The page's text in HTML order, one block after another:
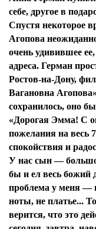
себе, другое в
Спустя некоторое
Агопова
очень удивившее
адреса. Герман
Ростов-на-Дону,
Вагановна
сохранилось, оно
«Дорогая Эмма! С
пожелания на весь
спокойствия и
У нас сын —
бы и ел весь божий
проблема у меня —
ноты, не платье...
верится, что это